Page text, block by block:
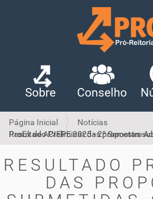
Página Inicial
Notícias
Resultado Preliminar das propostas submetidas ao Edital ProEx de ACIEPE
RESULTADO
DAS